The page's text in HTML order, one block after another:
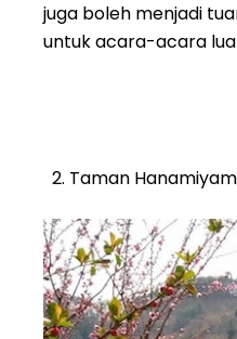
juga boleh menjadi
untuk acara-acara
Taman